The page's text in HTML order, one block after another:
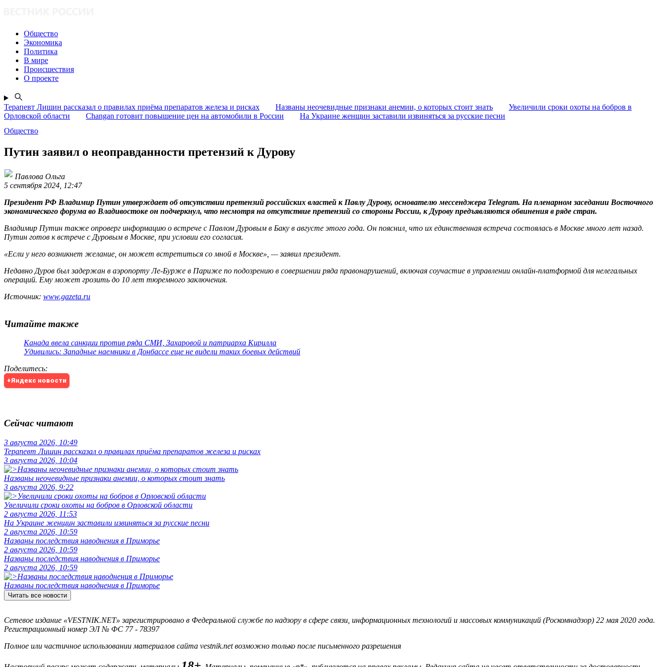
Общество
Экономика
Политика
В мире
Происшествия
О проекте
Терапевт Лишин рассказал о правилах приёма препаратов железа и рисках Названы неочевидные признаки анемии, о которых стоит знать
Увеличили сроки охоты на бобров в
Орловской области
Changan готовит повышение цен на автомобили в России
На Украине женщин заставили извиняться за русские песни
Общество
Путин заявил о неоправданности претензий к Дурову
Павлова Ольга
5 сентября 2024, 12:47
Президент РФ Владимир Путин утверждает об отсутствии претензий российских властей к Павлу Дурову, основателю мессенджера Telegram. На пленарном заседании Восточного
экономического форума во Владивостоке он подчеркнул, что несмотря на отсутствие претензий со стороны России, к Дурову предъявляются обвинения в ряде стран.
Владимир Путин также опроверг информацию о встрече с Павлом Дуровым в Баку в августе этого года. Он пояснил, что их единственная встреча состоялась в Москве много лет назад.
Путин готов к встрече с Дуровым в Москве, при условии его согласия.
«Если у него возникнет желание, он может встретиться со мной в Москве», — заявил президент.
Недавно Дуров был задержан в аэропорту Ле-Бурже в Париже по подозрению в совершении ряда правонарушений, включая соучастие в управлении онлайн-платформой для нелегальных
операций. Ему может грозить до 10 лет тюремного заключения.
Источник: www.gazeta.ru
Читайте также
Канада ввела санкции против ряда СМИ, Захаровой и патриарха Кирилла
Удивились: Западные наемники в Донбассе еще не видели таких боевых действий
Поделитесь:
+Яндекс новости
Сейчас читают
3 августа 2026, 10:49
Терапевт Лишин рассказал о правилах приёма препаратов железа и рисках
3 августа 2026, 10:04
Названы неочевидные признаки анемии, о которых стоит знать
3 августа 2026, 9:22
Увеличили сроки охоты на бобров в Орловской области
2 августа 2026, 11:53
На Украине женщин заставили извиняться за русские песни
2 августа 2026, 10:59
Названы последствия наводнения в Приморье
2 августа 2026, 10:59
Названы последствия наводнения в Приморье
2 августа 2026, 10:59
Названы последствия наводнения в Приморье
Читать все новости
Сетевое издание «VESTNIK.NET» зарегистрировано в Федеральной службе по надзору в сфере связи, информационных технологий и массовых коммуникаций (Роскомнадзор) 22 мая 2020 года.
Регистрационный номер ЭЛ № ФС 77 - 78397
Полное или частичное использовании материалов сайта vestnik.net возможно только после письменного разрешения